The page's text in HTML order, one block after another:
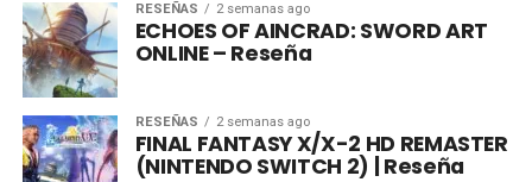
RESEÑAS 2 semanas ago
ECHOES OF AINCRAD: SWORD ART
ONLINE – Reseña
RESEÑAS 2 semanas ago
FINAL FANTASY X/X-2 HD REMASTER
(NINTENDO SWITCH 2) | Reseña